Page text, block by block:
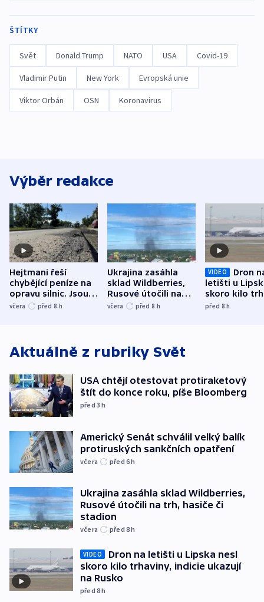
ŠTÍTKY
Svět Donald Trump NATO USA Covid-19
Vladimir Putin New York Evropská unie
Viktor Orbán OSN Koronavirus
Výběr redakce
Hejtmani řeší
chybějící peníze na
opravu silnic. Jsou
nenárokové, namítá
včera před 8 h
Ukrajina zasáhla
sklad Wildberries,
Rusové útočili na
trh, hasiče či
včera před 8 h
VIDEO
Dron
letišti u
skoro kilo
indicie
před 8h
Aktuálně z rubriky Svět
USA chtějí otestovat protiraketový
štít do konce roku, píše Bloomberg
před 3h
Americký Senát schválil velký balík
protiruských sankčních opatření
včera před 6h
Ukrajina zasáhla sklad Wildberries,
Rusové útočili na trh, hasiče či
stadion
včera před 8h
VIDEO
Dron na letišti u Lipska nesl
skoro kilo trhaviny, indicie ukazují
na Rusko
před 8h